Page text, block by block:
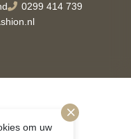
om uw
0299 414 739